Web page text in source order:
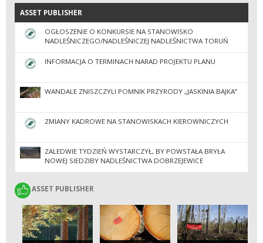
ASSET PUBLISHER
ASSET PUBLISHER
OGŁOSZENIE O KONKURSIE NA STANOWISKO
NADLEŚNICZEGO/NADLEŚNICZEJ NADLEŚNICTWA TORUŃ
INFORMACJA O TERMINACH NARAD PROJEKTU PLANU
WANDALE ZNISZCZYLI POMNIK PRZYRODY „JASKINIA BAJKA”
ZMIANY KADROWE NA STANOWISKACH KIEROWNICZYCH
ZALEDWIE TYDZIEŃ WYSTARCZYŁ, BY POWSTAŁA BRYŁA
NOWEJ SIEDZIBY NADLEŚNICTWA DOBRZEJEWICE
ASSET PUBLISHER
ASSET PUBLISHER